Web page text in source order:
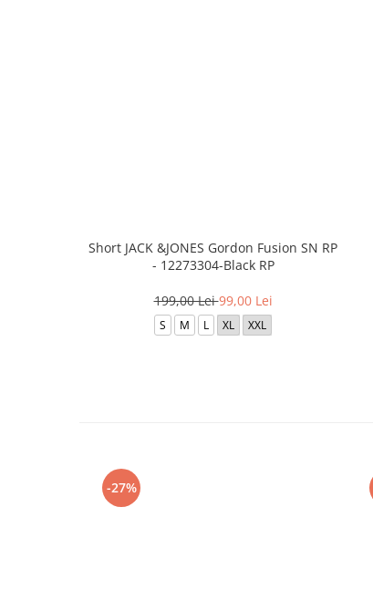
Short JACK &JONES Gordon Fusion SN RP
- 12273304-Black RP
199,00 Lei99,00 Lei
S M L XL XXL
-27%